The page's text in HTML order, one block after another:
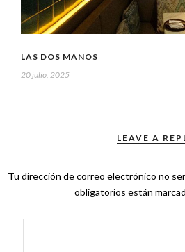
LAS DOS MANOS
20 julio, 2025
LEAVE A
Tu dirección de correo electrónico no
obligatorios están